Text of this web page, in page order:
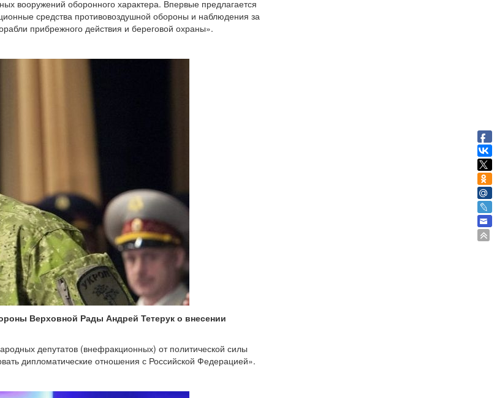
вооружений оборонного характера. Впервые предлагается
средства противовоздушной обороны и наблюдения за
прибрежного действия и береговой охраны».
Верховной Рады Андрей Тетерук о внесении
депутатов (внефракционных) от политической силы
дипломатические отношения с Российской Федерацией».